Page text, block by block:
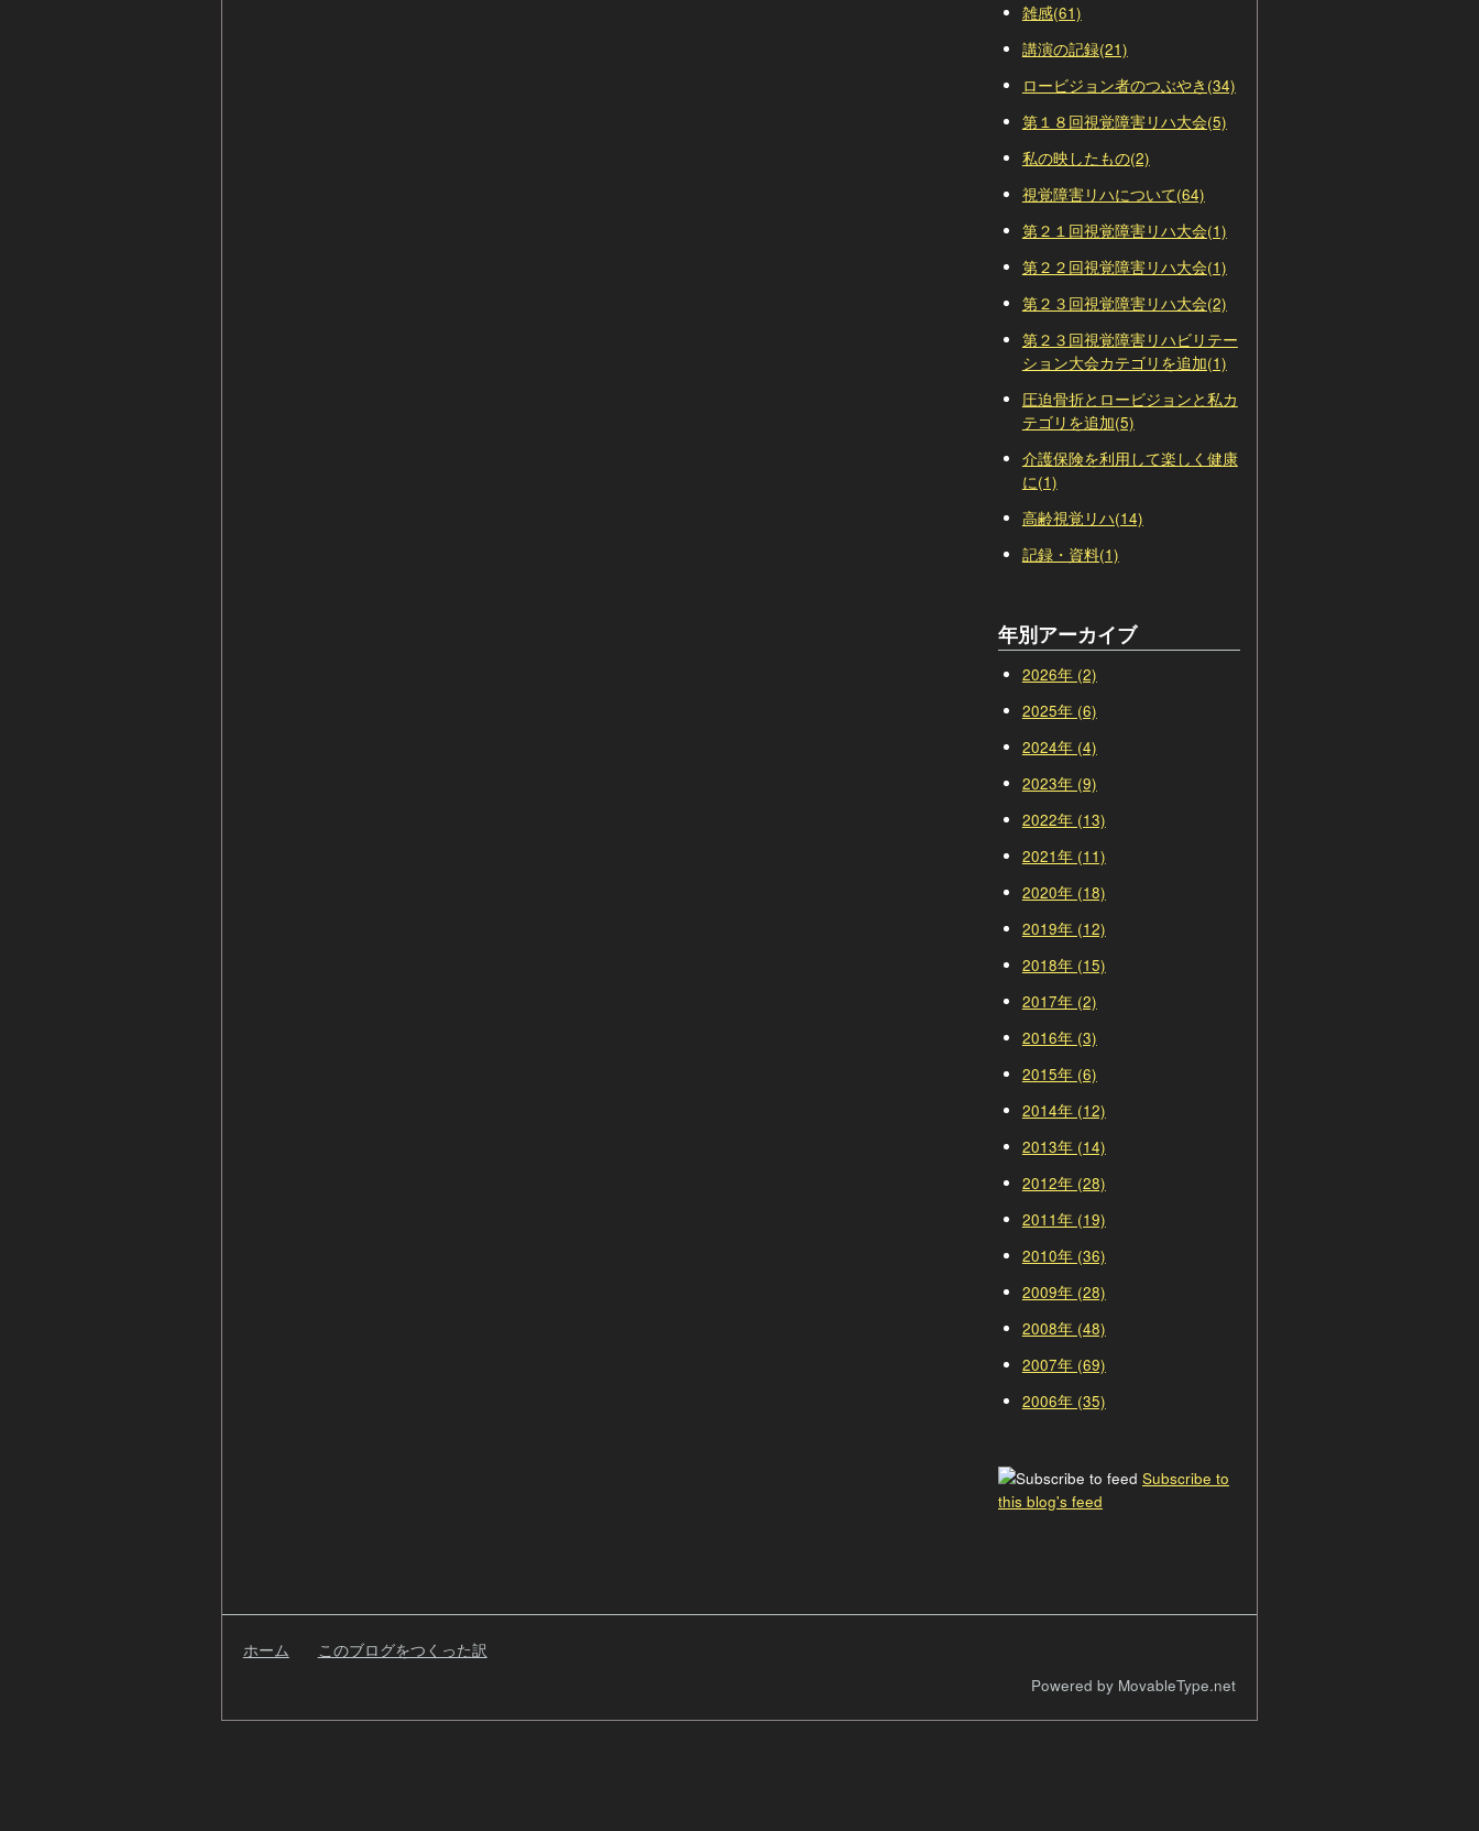
雑感(61)
講演の記録(21)
ロービジョン者のつぶやき(34)
第１８回視覚障害リハ大会(5)
私の映したもの(2)
視覚障害リハについて(64)
第２１回視覚障害リハ大会(1)
第２２回視覚障害リハ大会(1)
第２３回視覚障害リハ大会(2)
第２３回視覚障害リハビリテー
ション大会カテゴリを追加(1)
圧迫骨折とロービジョンと私カ
テゴリを追加(5)
介護保険を利用して楽しく健康
に(1)
高齢視覚リハ(14)
記録・資料(1)
年別アーカイブ
2026年 (2)
2025年 (6)
2024年 (4)
2023年 (9)
2022年 (13)
2021年 (11)
2020年 (18)
2019年 (12)
2018年 (15)
2017年 (2)
2016年 (3)
2015年 (6)
2014年 (12)
2013年 (14)
2012年 (28)
2011年 (19)
2010年 (36)
2009年 (28)
2008年 (48)
2007年 (69)
2006年 (35)
Subscribe to
this blog's feed
ホーム
このブログをつくった訳
自
Powered by MovableType.net